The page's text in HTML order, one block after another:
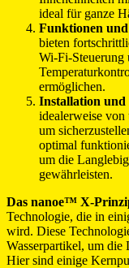
ideal für ganze
Funktionen
bieten
Wi-Fi-Steuerung
ermöglichen.
Installation
idealerweise von
um
optimal
um die
gewährleisten.
Das nanoe™ X-
Technologie, die in
wird. Diese
Wasserpartikel, um die
Hier sind einige